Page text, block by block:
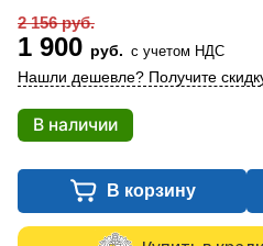
2 156 руб.
1 900 руб. с учетом НДС
Нашли дешевле? Получите
В наличии
В корзину